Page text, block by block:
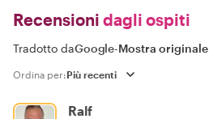
Recensioni dagli ospiti
Tradotto daGoogle-Mostra originale
Ordina per:
Ralf